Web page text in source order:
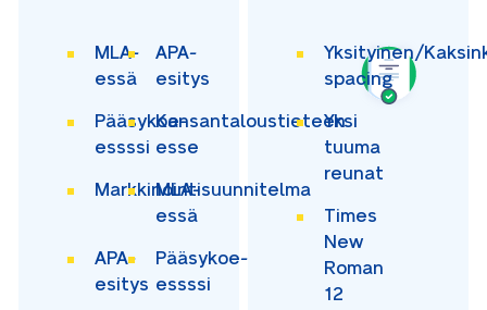
MLA-
essä
APA-
esitys
Pääsykoe-
essssi
Kansantaloustieteen
esse
Markkinointisuunnitelma
MLA-
essä
APA-
esitys
Pääsykoe-
essssi
Yksityinen/
spacing
Yksi
tuuma
reunat
Times
New
Roman
12